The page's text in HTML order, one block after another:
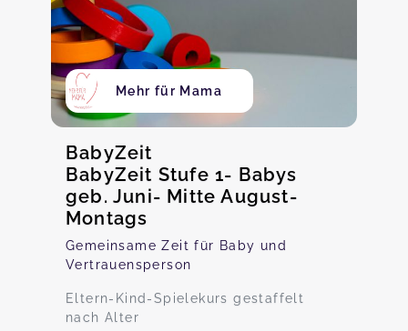
Mehr für Mama
BabyZeit
BabyZeit Stufe 1- Babys
geb. Juni- Mitte August-
Montags
Gemeinsame Zeit für Baby und
Vertrauensperson
Eltern-Kind-Spielekurs gestaffelt
nach Alter